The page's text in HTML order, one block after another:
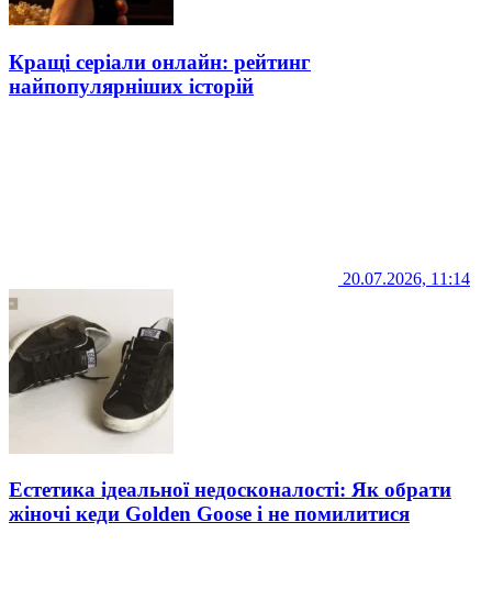
Кращі серіали онлайн: рейтинг
найпопулярніших історій
20.07.2026, 11:14
Естетика ідеальної недосконалості: Як обрати
жіночі кеди Golden Goose і не помилитися